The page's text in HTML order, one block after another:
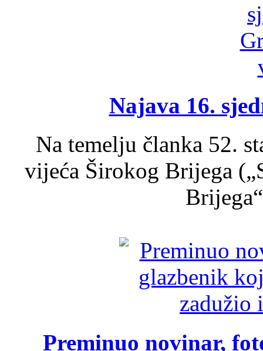
Najava 16.
Na temelju članka 52.
vijeća Širokog Brijega
Preminuo novinar,